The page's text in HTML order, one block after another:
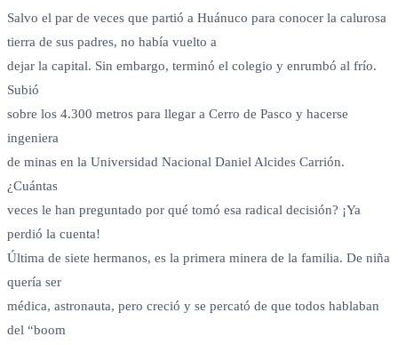
Salvo el par de veces que partió a Huánuco para conocer la calurosa
tierra de sus padres, no había vuelto a
dejar la capital. Sin embargo, terminó el colegio y enrumbó al frío.
Subió
sobre los 4.300 metros para llegar a Cerro de Pasco y hacerse
ingeniera
de minas en la Universidad Nacional Daniel Alcides Carrión.
¿Cuántas
veces le han preguntado por qué tomó esa radical decisión? ¡Ya
perdió la cuenta!
Última de siete hermanos, es la primera minera de la familia. De niña
quería ser
médica, astronauta, pero creció y se percató de que todos hablaban
del “boom